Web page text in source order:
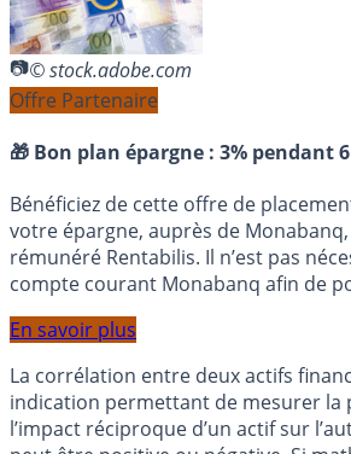
© stock.adobe.com
Offre Partenaire
🎁 Bon plan épargne : 3% pendant
Bénéficiez de cette offre de
votre épargne, auprès de
rémunéré Rentabilis. Il n’est pas
compte courant Monabanq afin de
En savoir plus
La corrélation entre deux actifs
indication permettant de mesurer la
l’impact réciproque d’un actif sur